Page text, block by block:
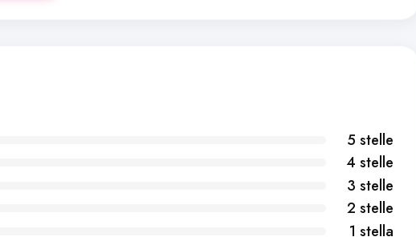
5 stelle
4 stelle
3 stelle
2 stelle
1 stella